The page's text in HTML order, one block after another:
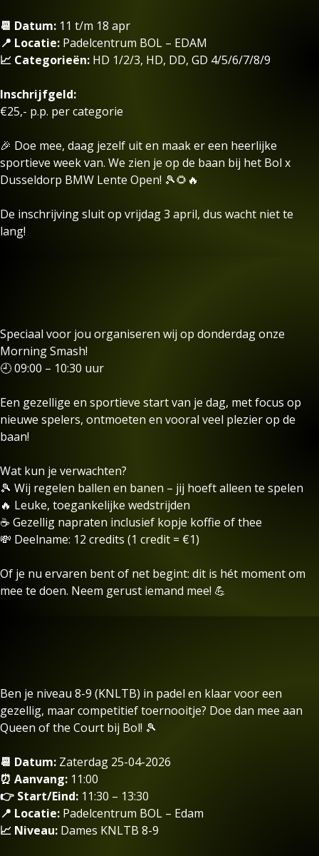
📆 Datum: 11 t/m 18 apr
📍 Locatie: Padelcentrum BOL – EDAM
📈 Categorieën: HD 1/2/3, HD, DD, GD 4/5/6/7/8/9
Inschrijfgeld:
€25,- p.p. per categorie
🎉 Doe mee, daag jezelf uit en maak er een heerlijke
sportieve week van. We zien je op de baan bij het Bol x
Dusseldorp BMW Lente Open! 🎾🌻🔥
De inschrijving sluit op vrijdag 3 april, dus wacht niet te
lang!
Speciaal voor jou organiseren wij op donderdag onze
Morning Smash!
🕘 09:00 – 10:30 uur
Een gezellige en sportieve start van je dag, met focus op
nieuwe spelers, ontmoeten en vooral veel plezier op de
baan!
Wat kun je verwachten?
🎾 Wij regelen ballen en banen – jij hoeft alleen te spelen
🔥 Leuke, toegankelijke wedstrijden
☕ Gezellig napraten inclusief kopje koffie of thee
💸 Deelname: 12 credits (1 credit = €1)
Of je nu ervaren bent of net begint: dit is hét moment om
mee te doen. Neem gerust iemand mee! 💪
Ben je niveau 8-9 (KNLTB) in padel en klaar voor een
gezellig, maar competitief toernooitje? Doe dan mee aan
Queen of the Court bij Bol! 🎾
📆 Datum: Zaterdag 25-04-2026
⏰ Aanvang: 11:00
👉 Start/Eind: 11:30 – 13:30
📍 Locatie: Padelcentrum BOL – Edam
📈 Niveau: Dames KNLTB 8-9